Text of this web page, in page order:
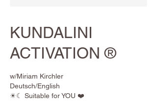
KUNDALINI
ACTIVATION ®️
w/Miriam Kirchler
Deutsch/English